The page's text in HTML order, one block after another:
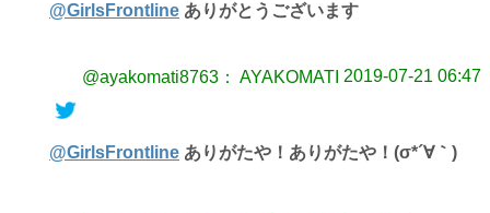
@GirlsFrontline ありがとうございます
@ayakomati8763： AYAKOMATI 2019-07-21 06:47
@GirlsFrontline ありがたや！ありがたや！(σ*´∀｀)